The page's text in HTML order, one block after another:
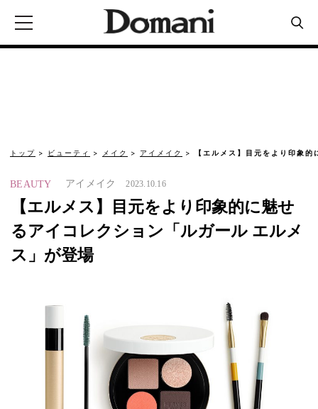
トップ ビューティ メイク アイメイク 【エルメス】目元をより印象
BEAUTY アイメイク 2023.10.16
【エルメス】目元をより印象的に魅せ
るアイコレクション「ルガール エルメ
ス」が登場